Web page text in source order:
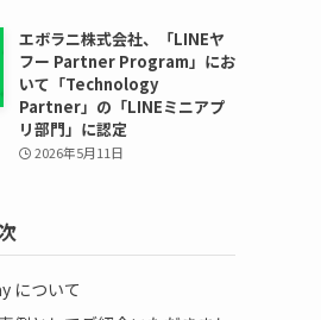
エボラニ株式会社、「LINEヤ
フー Partner Program」にお
いて「Technology
Partner」の「LINEミニアプ
リ部門」に認定
2026年5月11日
について